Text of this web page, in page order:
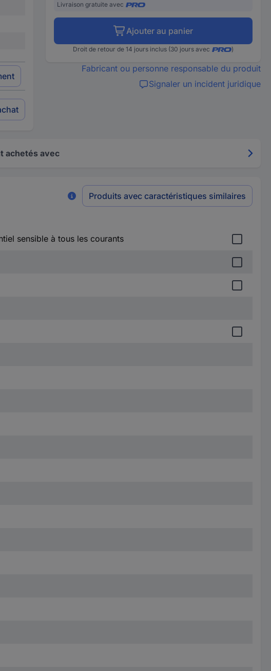
Livraison gratuite avec
Ajouter au panier
Droit de retour de 14 jours inclus (30 jours avec )
Fabricant ou personne responsable du produit
Signaler un incident juridique
achetés avec
Produits avec caractéristiques similaires
sensible à tous les courants